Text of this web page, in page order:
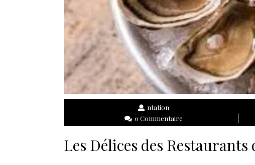
ntation
0 Commentaire
Les Délices des